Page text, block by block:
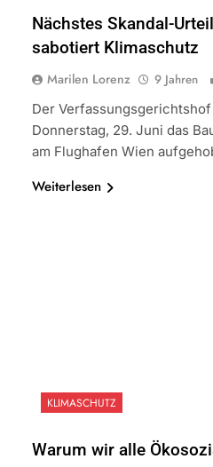
Nächstes Skandal-
sabotiert Klimaschutz
Marilen Lorenz 9 Jahren
Der Verfassungsgerichtshof
Donnerstag, 29. Juni das
am Flughafen Wien
Weiterlesen
KLIMASCHUTZ
Warum wir alle